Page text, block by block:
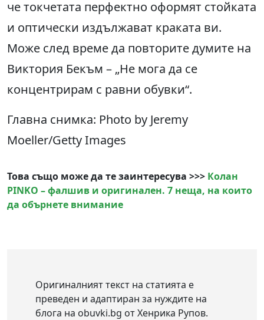
че токчетата перфектно оформят стойката
и оптически издължават краката ви.
Може след време да повторите думите на
Виктория Бекъм – „Не мога да се
концентрирам с равни обувки“.
Главна снимка: Photo by Jeremy
Moeller/Getty Images
Това също може да те заинтересува >>> Колан
PINKO – фалшив и оригинален. 7 неща, на които
да обърнете внимание
Оригиналният текст на статията е
преведен и адаптиран за нуждите на
блога на obuvki.bg от Хенрика Рупов.